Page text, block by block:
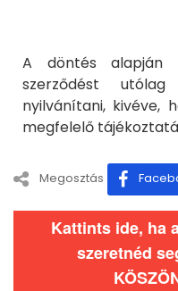
A döntés alapján
szerződést
nyilvánítani, kivéve,
megfelelő
Megosztás
Kattints ide, ha
szeretnéd